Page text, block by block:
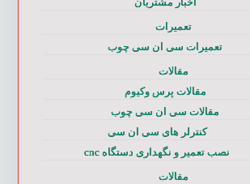
تعمیرات
تعمیرات سی ان سی چوب
مقالات
مقالات پرس وکیوم
مقالات سی ان سی چوب
کنترلر های سی ان سی
نصب تعمیر و نگهداری دستگاه cnc
مقالات